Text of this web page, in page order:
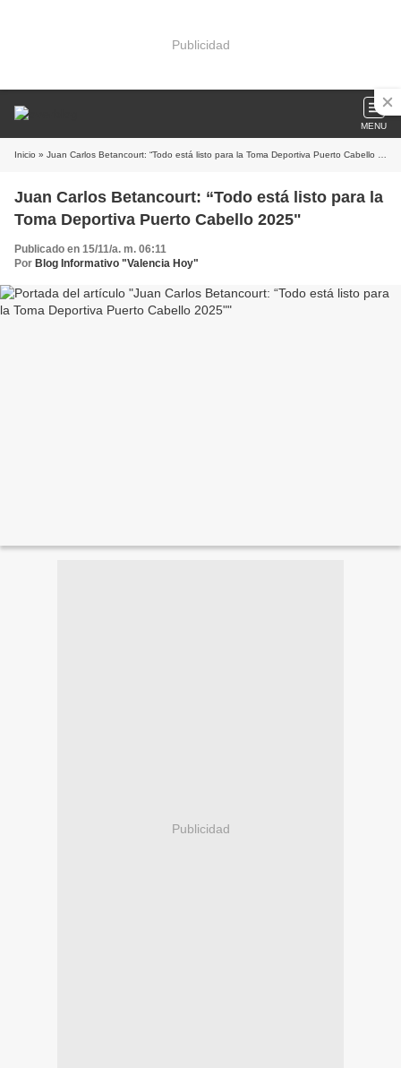
Publicidad
MENU
Inicio » Juan Carlos Betancourt: “Todo está listo para la Toma Deportiva Puerto Cabello 2025"
Juan Carlos Betancourt: “Todo está listo para la
Toma Deportiva Puerto Cabello 2025"
Publicado en 15/11/a. m. 06:11
Por Blog Informativo "Valencia Hoy"
Publicidad